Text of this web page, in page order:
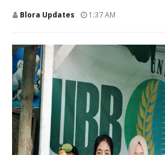
Blora Updates 1:37 AM